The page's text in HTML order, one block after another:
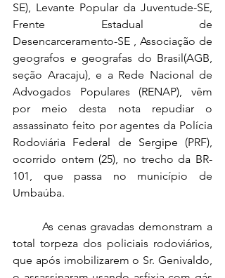
SE), Levante Popular da Juventude-SE,
Frente Estadual de
Desencarceramento-SE , Associação de
geografos e geografas do Brasil(AGB,
seção Aracaju), e a Rede Nacional de
Advogados Populares (RENAP), vêm
por meio desta nota repudiar o
assassinato feito por agentes da Polícia
Rodoviária Federal de Sergipe (PRF),
ocorrido ontem (25), no trecho da BR-
101, que passa no município de
Umbaúba.
total torpeza dos policiais rodoviários,
que após imobilizarem o Sr. Genivaldo,